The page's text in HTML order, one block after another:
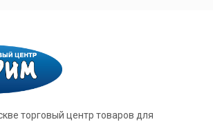
торговый центр товаров для